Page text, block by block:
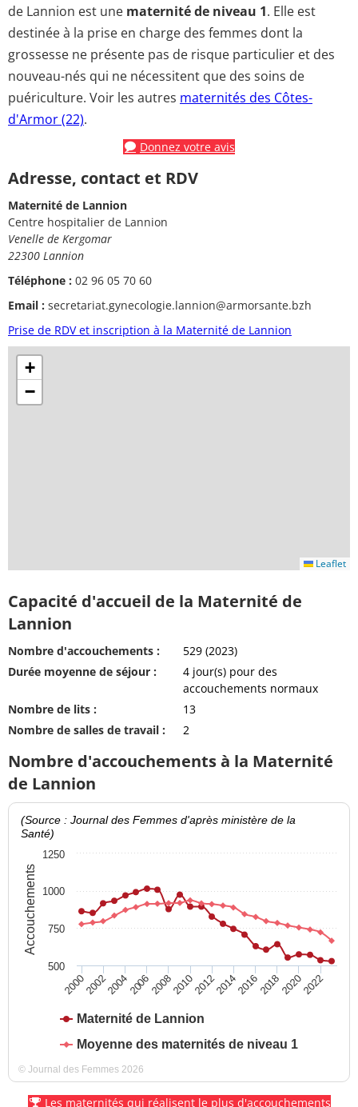
de Lannion est une maternité de niveau 1. Elle est
destinée à la prise en charge des femmes dont la
grossesse ne présente pas de risque particulier et des
nouveau-nés qui ne nécessitent que des soins de
puériculture. Voir les autres maternités des Côtes-
d'Armor (22).
Donnez votre avis
Adresse, contact et RDV
Maternité de Lannion
Centre hospitalier de Lannion
Venelle de Kergomar
22300 Lannion
Téléphone : 02 96 05 70 60
Email : secretariat.gynecologie.lannion@armorsante.bzh
Prise de RDV et inscription à la Maternité de Lannion
+
−
Leaflet
Capacité d'accueil de la Maternité de
Lannion
Nombre d'accouchements :
529 (2023)
Durée moyenne de séjour :
4 jour(s) pour des
accouchements normaux
Nombre de lits :
13
Nombre de salles de travail :
2
Nombre d'accouchements à la Maternité
de Lannion
Accouchements
(Source : Journal des Femmes d'après ministère de la
Santé)
Maternité de Lannion
Moyenne des maternités de niveau 1
200020022004200620082010201220142016201820202022
500
750
1000
1250
© Journal des Femmes 2026
Les maternités qui réalisent le plus d'accouchements